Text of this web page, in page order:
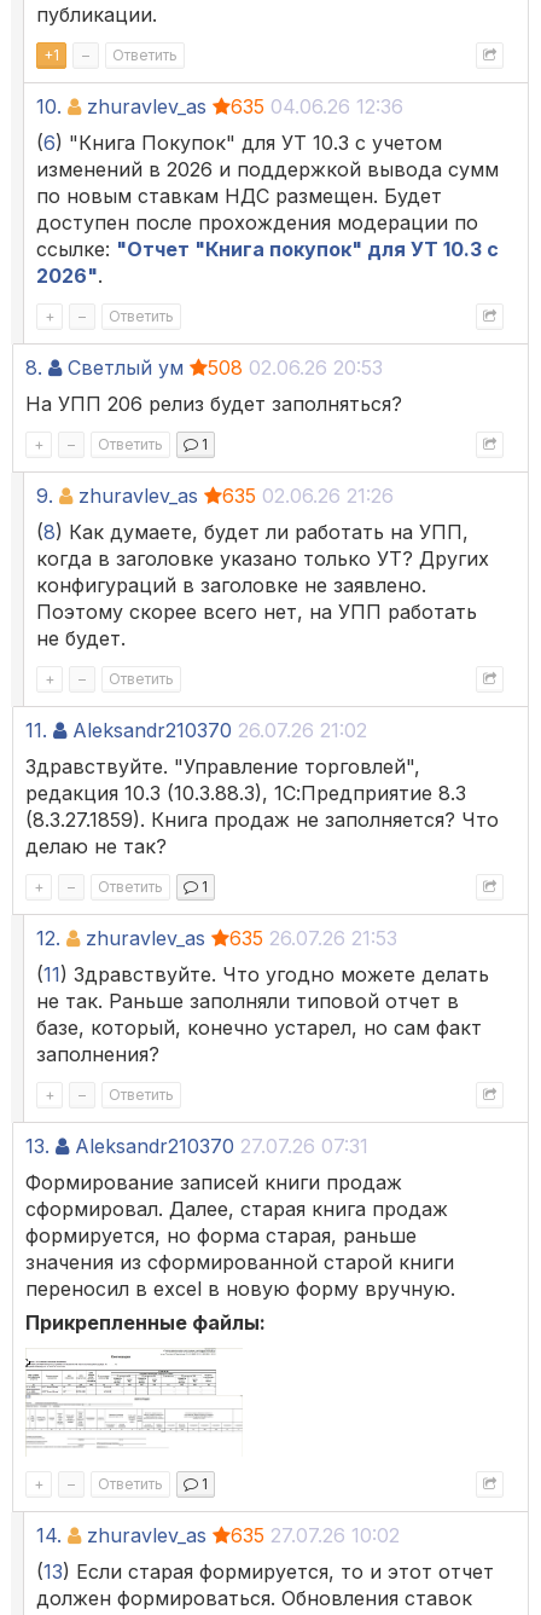
публикации.
+1 – Ответить
10. zhuravlev_as 635 04.06.26 12:36
(6) "Книга Покупок" для УТ 10.3 с учетом
изменений в 2026 и поддержкой вывода сумм
по новым ставкам НДС размещен. Будет
доступен после прохождения модерации по
ссылке: "Отчет "Книга покупок" для УТ 10.3 с
2026".
+ – Ответить
8. Светлый ум 508 02.06.26 20:53
На УПП 206 релиз будет заполняться?
+ – Ответить 1
9. zhuravlev_as 635 02.06.26 21:26
(8) Как думаете, будет ли работать на УПП,
когда в заголовке указано только УТ? Других
конфигураций в заголовке не заявлено.
Поэтому скорее всего нет, на УПП работать
не будет.
+ – Ответить
11. Aleksandr210370 26.07.26 21:02
Здравствуйте. "Управление торговлей",
редакция 10.3 (10.3.88.3), 1С:Предприятие 8.3
(8.3.27.1859). Книга продаж не заполняется? Что
делаю не так?
+ – Ответить 1
12. zhuravlev_as 635 26.07.26 21:53
(11) Здравствуйте. Что угодно можете делать
не так. Раньше заполняли типовой отчет в
базе, который, конечно устарел, но сам факт
заполнения?
+ – Ответить
13. Aleksandr210370 27.07.26 07:31
Формирование записей книги продаж
сформировал. Далее, старая книга продаж
формируется, но форма старая, раньше
значения из сформированной старой книги
переносил в excel в новую форму вручную.
Прикрепленные файлы:
+ – Ответить 1
14. zhuravlev_as 635 27.07.26 10:02
(13) Если старая формируется, то и этот отчет
должен формироваться. Обновления ставок